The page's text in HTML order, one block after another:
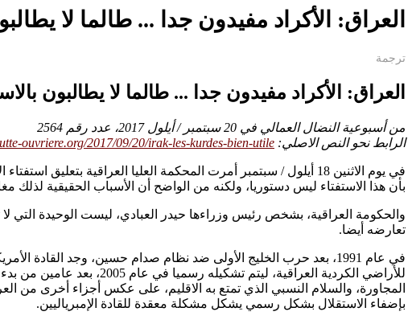
العراق: الأكراد مفيدون جدا ... طالما لا يطالبون
ترجمة
العراق: الأكراد مفيدون جدا ... طالما لا يطالبون
من أسبوعية النضال العمالي في 20 سبتمبر / أيلول 2017، عدد رقم 2564
الرابط نحو النص الاصلي: ouvriere.org/2017/09/20/irak-les-kurdes-bien-utile...
بأن هذا الاستفتاء ليس دستوريا، ولكنه من الواضح أن الأسباب الحقيقية لذلك
والحكومة العراقية، بشخص رئيس وزراءها حيدر العبادي، ليست الوحيدة التي لا
تعارضه أيضا.
في عام 1991، بعد حرب الخليج الأولى ضد نظام صدام حسين، وجد
للأراضي الكردية
المجاورة، والسلام النسبي الذي تمتع به الاقليم، على عكس أجزاء أخرى من
بإضفاء الاستقلال بشكل رسمي يشكل مشكلة معقدة للقادة الإمبرياليين.